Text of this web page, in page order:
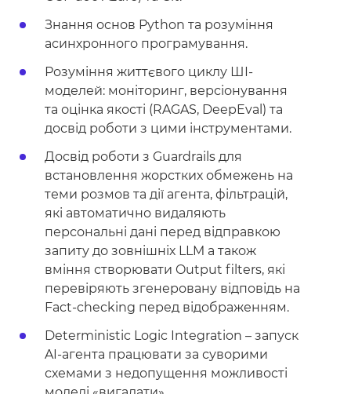
Знання основ Python та розуміння
асинхронного програмування.
Розуміння життєвого циклу ШІ-
моделей: моніторинг, версіонування
та оцінка якості (RAGAS, DeepEval) та
досвід роботи з цими інструментами.
Досвід роботи з Guardrails для
встановлення жорстких обмежень на
теми розмов та дії агента, фільтрацій,
які автоматично видаляють
персональні дані перед відправкою
запиту до зовнішніх LLM а також
вміння створювати Output filters, які
перевіряють згенеровану відповідь на
Fact-checking перед відображенням.
Deterministic Logic Integration – запуск
AI-агента працювати за суворими
схемами з недопущення можливості